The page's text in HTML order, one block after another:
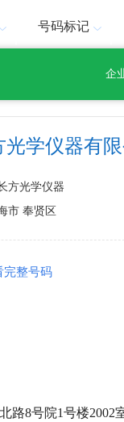
号码标记
企
光学仪器有
方光学仪器
市 奉贤区
完整号码
路8号院1号楼2002